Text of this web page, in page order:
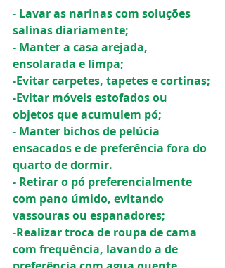
- Lavar as narinas com soluções
salinas diariamente;
- Manter a casa arejada,
ensolarada e limpa;
-Evitar carpetes, tapetes e cortinas;
-Evitar móveis estofados ou
objetos que acumulem pó;
- Manter bichos de pelúcia
ensacados e de preferência fora do
quarto de dormir.
- Retirar o pó preferencialmente
com pano úmido, evitando
vassouras ou espanadores;
-Realizar troca de roupa de cama
com frequência, lavando a de